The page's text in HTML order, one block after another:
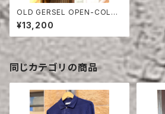
OLD GERSEL OPEN-COLLA
R SHIRT
¥13,200
同じカテゴリの商品